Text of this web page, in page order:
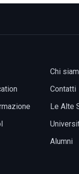
Chi
Contatti
Le Alte
Alumni